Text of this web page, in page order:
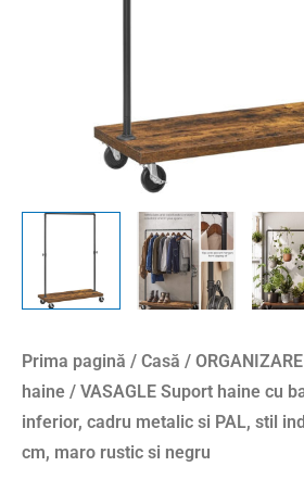
Prima pagină / Casă / ORGANIZARE
haine / VASAGLE Suport haine cu
inferior, cadru metalic si PAL, stil
cm, maro rustic si negru
industrial,
104x40x162
maro
si
negru